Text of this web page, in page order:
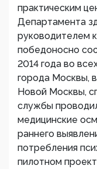
практическим
Департамента
руководителем
победоносно
2014 года во
города Москвы,
Новой Москвы,
службы
медицинские
раннего
потребления
пилотном